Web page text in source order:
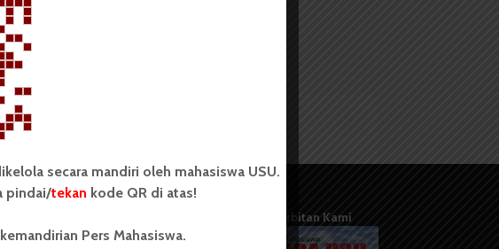
Terbitan Kami
secara mandiri oleh mahasiswa USU.
pindai/tekan kode QR di atas!
Pers Mahasiswa.